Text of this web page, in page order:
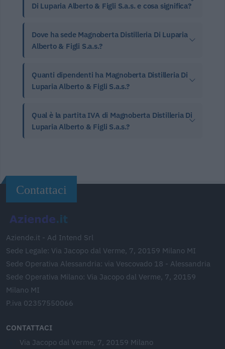
Di Luparia Alberto & Figli S.a.s. e cosa significa?
Dove ha sede Magnoberta Distilleria Di Luparia
Alberto & Figli S.a.s.?
Quanti dipendenti ha Magnoberta Distilleria Di
Luparia Alberto & Figli S.a.s.?
Qual è la partita IVA di Magnoberta Distilleria Di
Luparia Alberto & Figli S.a.s.?
Contattaci
Aziende.it - Ad Intend Srl
Sede Legale: Via Jacopo dal Verme, 7, 20159 Milano MI
Sede Operativa Alessandria: via Vescovado 18 - Alessandria
Sede Operativa Milano: Via Jacopo dal Verme, 7, 20159
Milano MI
P.iva 02357550066
CONTATTACI
Via Jacopo dal Verme, 7, 20159 Milano